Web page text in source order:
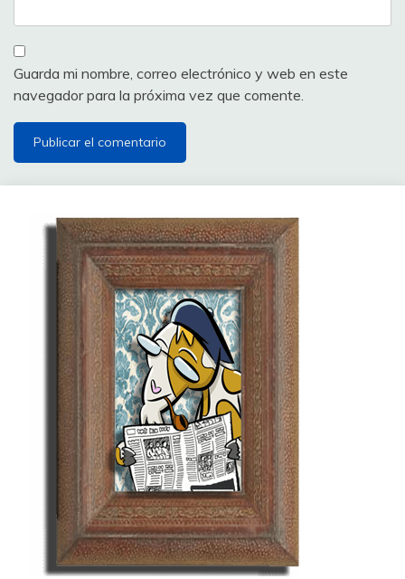
Guarda mi nombre, correo electrónico y web en este
navegador para la próxima vez que comente.